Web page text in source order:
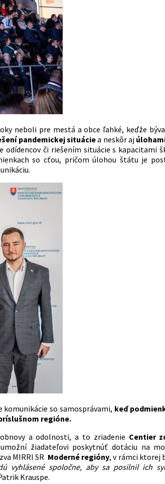
neboli pre mestá a obce ľahké, keďže
pandemickej situáciea neskôr aj
či riešením situácie s kapacitami
so cťou, pričom úlohou štátu je
so samosprávami, keď
regióne.
a odolnosti, a to zriadenie Centier
žiadateľovi poskytnúť dotáciu na
MIRRI SR Moderné regióny, v rámci ktorej
vyhlásené spoločne, aby sa posilnil ich
Krauspe.